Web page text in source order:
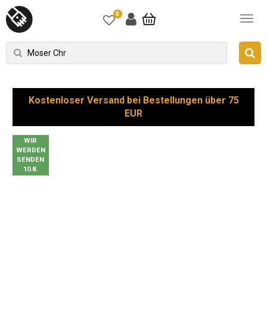
0
Kostenloser Versand bei Bestellungen über 75
EUR
WIR
WERDEN
SENDEN
10.8.